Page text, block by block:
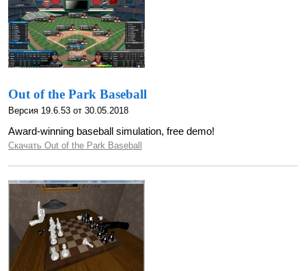
Out of the Park Baseball
Версия 19.6.53 от 30.05.2018
Award-winning baseball simulation, free demo!
Скачать Out of the Park Baseball